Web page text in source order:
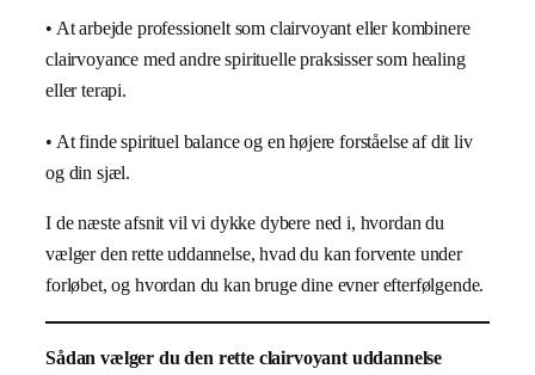
• At arbejde professionelt som clairvoyant eller kombinere
clairvoyance med andre spirituelle praksisser som healing
eller terapi.
• At finde spirituel balance og en højere forståelse af dit liv
og din sjæl.
I de næste afsnit vil vi dykke dybere ned i, hvordan du
vælger den rette uddannelse, hvad du kan forvente under
forløbet, og hvordan du kan bruge dine evner efterfølgende.
Sådan vælger du den rette clairvoyant uddannelse